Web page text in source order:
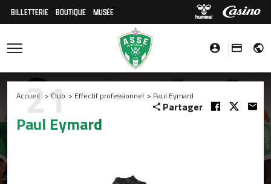
BILLETTERIE BOUTIQUE MUSÉE
Accueil > Club > Effectif professionnel > Paul Eymard
Partager
Paul Eymard
21